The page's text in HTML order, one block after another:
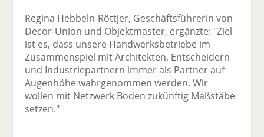
Regina Hebbeln-Röttjer, Geschäftsführerin von
Decor-Union und Objektmaster, ergänzte: "Ziel
ist es, dass unsere Handwerksbetriebe im
Zusammenspiel mit Architekten, Entscheidern
und Industriepartnern immer als Partner auf
Augenhöhe wahrgenommen werden. Wir
wollen mit Netzwerk Boden zukünftig Maßstäbe
setzen."